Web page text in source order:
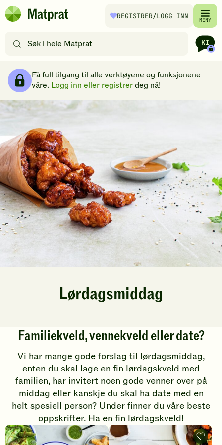
Hopp til hovedinnhold
Matprat
REGISTRER/LOGG INN MENY
etter
filtre
Få full tilgang til alle verktøyene og funksjonene
våre. Logg inn eller registrerdeg nå!
Lørdagsmiddag
ø
r
d
Familiekveld, vennekveld eller date?
Vi har mange gode forslag til lørdagsmiddag,
enten du skal lage en fin lørdagskveld med
familien, har invitert noen gode venner over på
middag eller kanskje du skal ha date med en
helt spesiell person? Under finner du våre beste
oppskrifter. Ha en fin lørdagskveld!
B
Biff